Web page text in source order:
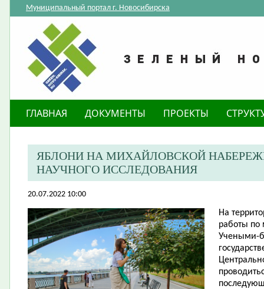
Муниципальный портал г. Новосибирска
ГЛАВНАЯ ДОКУМЕНТЫ ПРОЕКТЫ
​ЯБЛОНИ НА МИХАЙЛОВСКОЙ
НАУЧНОГО ИССЛЕДОВАНИЯ
20.07.2022 10:00
На
работы по
Учеными-